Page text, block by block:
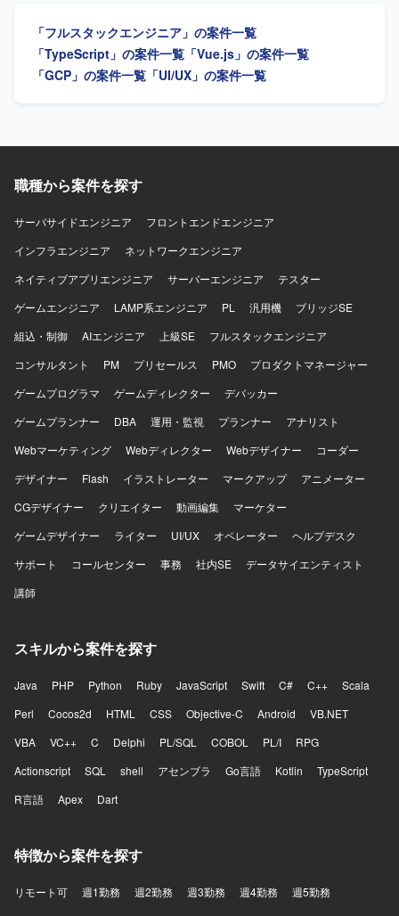
やプロジェクトマネージャーと建設的に議論できる方を歓
迎いたします。チームメンバーの経験や強みを尊重し技術
的な支援やナレッジ共有ができる方、開発速度と品質の両
方に責任を持ち継続的な改善に取り組める方に活躍してい
様を実装するのではなく、顧客環境で発生している課題を
整理し、その場限りの個別対応ではなくプロダクトとして
ます。既存機能の改善と新規機能開発を両立するために、
開発優先順位やアーキテクチャ、チームの進め方そのもの
ドを横断して手を動かしながら将来的にはテックリードと
して技術面だけでなくチームの開発推進にも関与できるポ
ジションです。通話中のリアルタイム支援、通話内容の活
用、通話後業務の効率化など、音声と生成AIを組み合わせ
境】 フロントエンドはReact、Next.js、Chrome Extension
を用いて開発しております。バックエンドはTypeScript、
はPostgreSQLやQdrant（ベクトルデータベース）を使用し
ております。インフラはAWSとTerraformを用いて構築して
おり、CI/CDにはGitHub Actions、監視にはDatadogを利用
しております。AIについてはOpenAI API、Anthropic APIな
業内容】 AI音声プロダクトにおけるフロントエンドおよび
バックエンドの設計・開発・運用を行っていただきます。
TypeScriptを中心としたWebアプリケーションの機能開発
や、通話中支援、通話後処理、ナレッジ活用に関する機能
マネージャーやプロジェクトマネージャーとの要件整理・
仕様検討、アーキテクチャ設計や技術選定、リファクタリ
ビューや設計レビューによる開発品質の向上、開発プロセ
スやチーム内の役割分担、情報共有方法の改善、チームメ
発をリードしていただきます。 【求める人物像】 マネジメ
ントだけではなく自ら設計・実装を行いながらチームをリ
ードできる方を求めています。フロントエンドとバックエ
ンドの領域を限定せず、プロダクト全体の課題に向き合え
や事業上の優先順位を踏まえて判断できる方、不具合や個
別要望への対応をプロダクトの改善につなげられる方を歓
者を巻き込みながら開発を進められる方、プロダクトマネ
ージャーやプロジェクトマネージャーと建設的に議論でき
る方、チームメンバーの経験や強みを尊重しつつ技術的な
支援やナレッジ共有ができる方にご参画いただきたいと考
な改善に取り組める方を期待しています。 【ポジションの
魅力】 AI音声プロダクトを実際のコンタクトセンターへ導
トを改善していくフェーズに携わることができます。決め
られた仕様を実装するだけではなく、顧客環境で発生して
いる課題を整理し、プロダクトとして再利用可能な機能や
能の改善と新規機能開発を両立する中で、開発優先順位や
アーキテクチャ、チームの進め方そのものを見直していく
ンドを横断して手を動かしながら、将来的にはテックリー
ドとして技術面だけでなくチームの開発推進にも関与で
業務の効率化など、音声と生成AIを組み合わせた難易度の
高いプロダクト開発に挑戦できます。 【開発環境】 フロン
トエンドはReact、Next.js、Chrome Extensionを用いてお
り、バックエンドはTypeScript、Hono、Drizzle、Pythonを
す。CI/CDにはGitHub Actionsを用い、監視はDatadogを利
を活用しています。
「フルスタックエンジニア」の案件一覧
「TypeScript」の案件一覧 「Vue.js」の案件一覧
「GCP」の案件一覧 「UI/UX」の案件一覧
職種から案件を探す
サーバサイドエンジニア
フロントエンドエンジニア
インフラエンジニア
ネットワークエンジニア
ネイティブアプリエンジニア
サーバーエンジニア
テスター
ゲームエンジニア
LAMP系エンジニア PL 汎用機
ブリッジSE
組込・制御
AIエンジニア 上級SE
フルスタックエンジニア
コンサルタント
PM プリセールス PMO
プロダクトマネージャー
ゲームプログラマ
ゲームディレクター
デバッカー
ゲームプランナー
DBA 運用・監視 プランナー
アナリスト
Webマーケティング
Webディレクター Webデザイナー
コーダー
デザイナー
Flash イラストレーター マークアップ
アニメーター
CGデザイナー
クリエイター 動画編集
マーケター
ゲームデザイナー
ライター UI/UX オペレーター
ヘルプデスク
サポート
コールセンター 事務 社内SE
データサイエンティスト
講師
スキルから案件を探す
Java PHP Python Ruby JavaScript Swift C# C++
Scala
Perl
Cocos2d HTML CSS Objective-C Android
VB.NET
VBA
VC++ C Delphi PL/SQL COBOL PL/I
RPG
Actionscript
SQL shell アセンブラ Go言語 Kotlin
TypeScript
R言語
Apex Dart
特徴から案件を探す
リモート可 週1勤務 週2勤務 週3勤務 週4勤務 週5勤務